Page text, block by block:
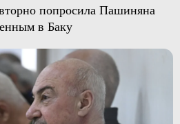
попросила Пашиняна
в Баку